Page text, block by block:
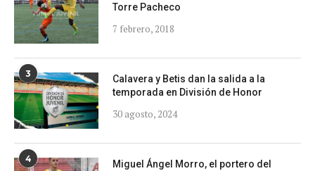
Torre Pacheco
7 febrero, 2018
3
Calavera y Betis dan la salida a la
temporada en División de Honor
30 agosto, 2024
4
Miguel Ángel Morro, el portero del